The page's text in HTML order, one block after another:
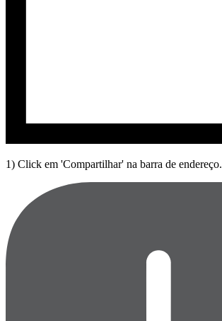
1) Click em 'Compartilhar' na barra de endereço.